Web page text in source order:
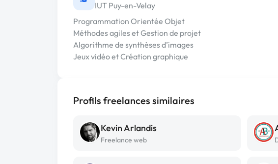
IUT Puy-en-Velay
Programmation Orientée Objet
Méthodes agiles et Gestion de projet
Algorithme de synthèses d’images
Jeux vidéo et Création graphique
Profils freelances similaires
Kevin Arlandis
Freelance web